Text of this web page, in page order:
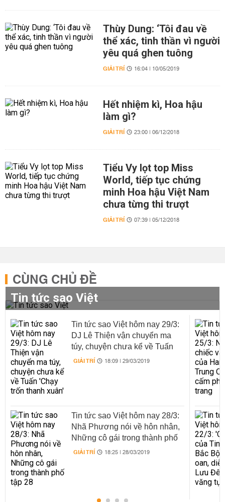
Thùy Dung: ‘Tôi đau về
thể xác, tinh thần vì người
yêu quá ghen tuông
GIẢI TRÍ 16:04 | 10/05/2019
Hết nhiệm kì, Hoa hậu
làm gì?
GIẢI TRÍ 23:00 | 06/12/2018
Tiểu Vy lọt top Miss
World, tiếp tục chứng
minh Hoa hậu Việt Nam
chưa từng thi trượt
GIẢI TRÍ 07:39 | 05/12/2018
CÙNG CHỦ ĐỀ
Tin tức sao Việt
Tin tức sao Việt hôm nay 29/3:
DJ Lê Thiện vận chuyển ma
túy, chuyện chưa kể về Tuấn
'Chạy trốn thanh xuân'
GIẢI TRÍ 18:09 | 29/03/2019
Tin tức sao Việt hôm nay 28/3:
Nhã Phương nói về hôn nhân,
Những cô gái trong thành phố
tập 28
GIẢI TRÍ 18:25 | 28/03/2019